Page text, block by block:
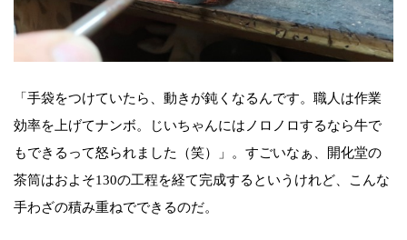
「手袋をつけていたら、動きが鈍くなるんです。職人は作業
効率を上げてナンボ。じいちゃんにはノロノロするなら牛で
もできるって怒られました（笑）」。すごいなぁ、開化堂の
茶筒はおよそ130の工程を経て完成するというけれど、こんな
手わざの積み重ねでできるのだ。